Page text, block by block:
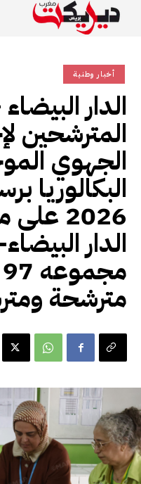
أخبار وطنية
الدار
المترشحين
الجهوي
البكالوريا
2026
الدار
مترشحة